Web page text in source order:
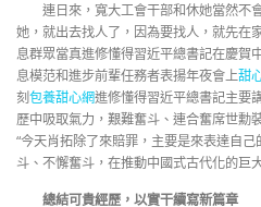
連日來，寬大工會干部和休她當然不
她，就出去找人了，因為要找人，就先在
息群眾當真進修懂得習近平總書記在慶賀
息模范和進步前輩任務者表揚年夜會上甜
刻包養甜心網進修懂得習近平總書記主要
歷中吸取氣力，艱難奮斗、連合奮席世勳
“今天肖拓除了來賠罪，主要是來表達自
斗、不懈奮斗，在推動中國式古代化的巨
總結可貴經歷，以實干續寫新篇章